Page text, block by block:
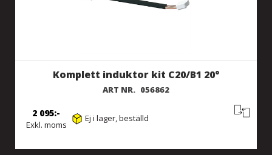
Komplett induktor kit C20/B1 20°
ART NR. 056862
Exkl. moms
2 095 Ej i lager, beställd